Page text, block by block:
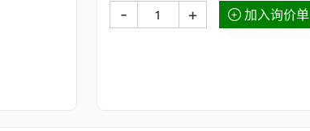
- + 加入询价单